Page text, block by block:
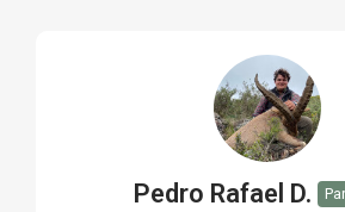
Pedro Rafael D.